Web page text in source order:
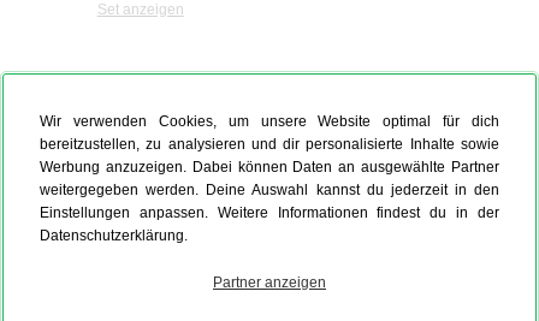
Wir verwenden Cookies, um unsere Website optimal für dich
bereitzustellen, zu analysieren und dir personalisierte Inhalte sowie
Werbung anzuzeigen. Dabei können Daten an ausgewählte Partner
weitergegeben werden. Deine Auswahl kannst du jederzeit in den
Einstellungen anpassen. Weitere Informationen findest du in der
Datenschutzerklärung.
Partner anzeigen
Set anzeigen